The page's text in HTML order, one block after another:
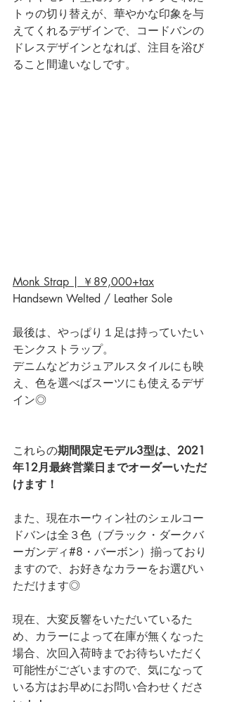
トゥの切り替えが、華やかな印象を与
えてくれるデザインで、コードバンの
ドレスデザインとなれば、注目を浴び
ること間違いなしです。
Monk Strap | ￥89,000+tax
Handsewn Welted / Leather Sole
最後は、やっぱり１足は持っていたい
モンクストラップ。
デニムなどカジュアルスタイルにも映
え、色を選べばスーツにも使えるデザ
イン◎
これらの期間限定モデル3型は、2021
年12月最終営業日までオーダーいただ
けます！
また、現在ホーウィン社のシェルコー
ドバンは全３色（ブラック・ダークバ
ーガンディ#8・バーボン）揃っており
ますので、お好きなカラーをお選びい
ただけます◎
現在、大変反響をいただいているた
め、カラーによって在庫が無くなった
場合、次回入荷時までお待ちいただく
可能性がございますので、気になって
いる方はお早めにお問い合わせくださ